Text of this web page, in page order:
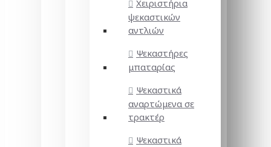
Χειριστήρια
ψεκαστικών
αντλιών
Ψεκαστήρες
μπαταρίας
Ψεκαστικά
αναρτώμενα σε
τρακτέρ
Ψεκαστικά